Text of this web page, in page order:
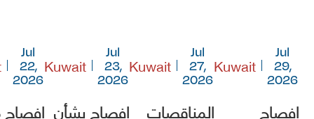
Jul
29,
2026
Kuwait
افصاح
Jul
27,
2026
Kuwait
المناقصات
Jul
23,
2026
Kuwait
افصاح بشأن
Jul
22,
2026